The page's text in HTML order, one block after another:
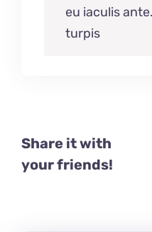
eu iaculis
turpis
Share it with
your friends!